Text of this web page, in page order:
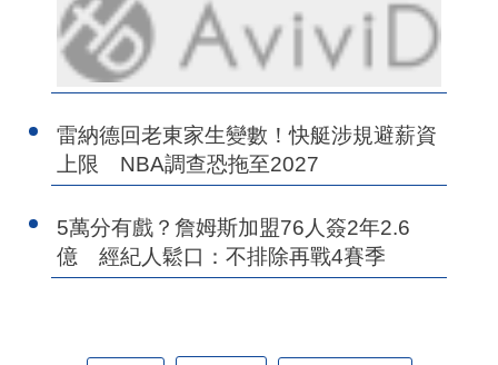
雷納德回老東家生變數！快艇涉規避薪資
上限 NBA調查恐拖至2027
5萬分有戲？詹姆斯加盟76人簽2年2.6
億 經紀人鬆口：不排除再戰4賽季